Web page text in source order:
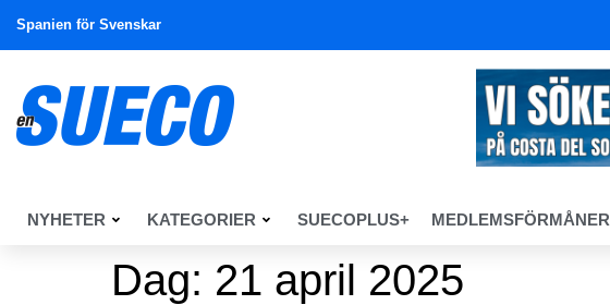
Spanien för Svenskar
NYHETER KATEGORIER SUECOPLUS+ MEDLEMSFÖRMÅNER
Dag: 21 april 2025